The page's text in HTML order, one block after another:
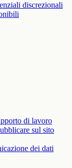
discrezionali
di lavoro
sul sito
dei dati